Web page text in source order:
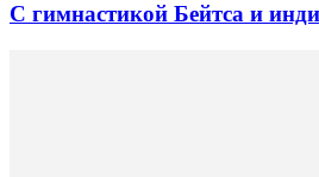
С гимнастикой Бейтса и